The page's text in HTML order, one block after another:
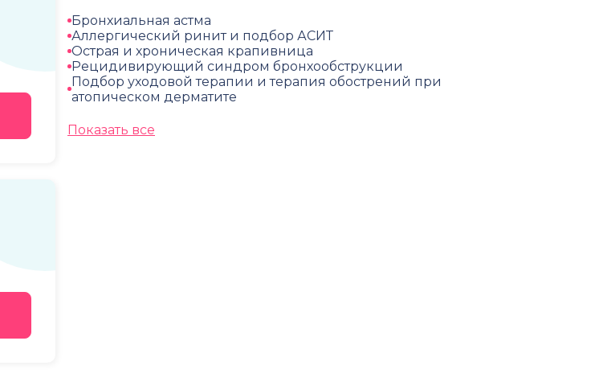
Бронхиальная астма
Аллергический ринит и подбор АСИТ
Острая и хроническая крапивница
Рецидивирующий синдром бронхообструкции
Подбор уходовой терапии и терапия обострений при
атопическом дерматите
Показать все